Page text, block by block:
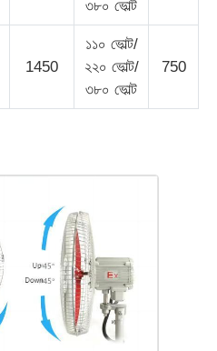
৩৮০ ভোল্ট
1450
১১০ ভোল্ট/
২২০ ভোল্ট/
৩৮০ ভোল্ট
750